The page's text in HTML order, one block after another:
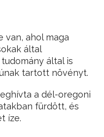
van, ahol maga
által
által is
tartott növényt.
a dél-oregoni
fürdött, és
íze.